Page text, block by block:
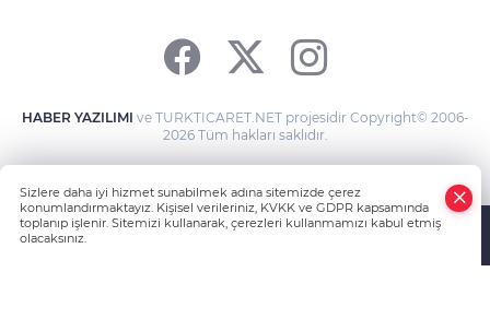
HABER YAZILIMI ve TURKTICARET.NET projesidir Copyright© 2006-
2026 Tüm hakları saklıdır.
Sizlere daha iyi hizmet sunabilmek adına sitemizde çerez
konumlandırmaktayız. Kişisel verileriniz, KVKK ve GDPR kapsamında
toplanıp işlenir. Sitemizi kullanarak, çerezleri kullanmamızı kabul etmiş
olacaksınız.